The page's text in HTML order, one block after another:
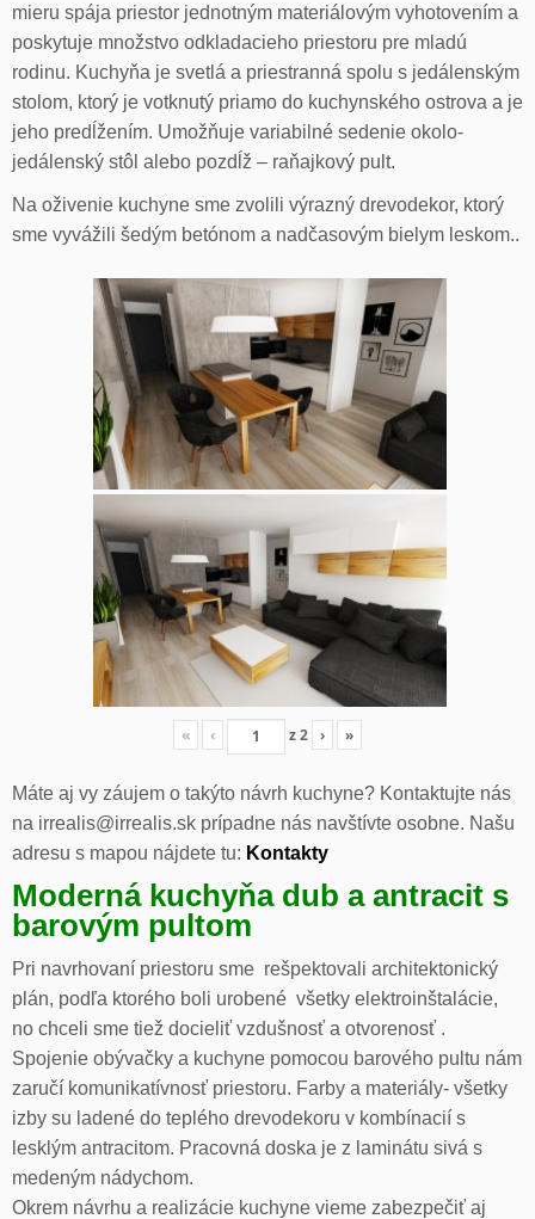
mieru spája priestor jednotným materiálovým vyhotovením a
poskytuje množstvo odkladacieho priestoru pre mladú
rodinu. Kuchyňa je svetlá a priestranná spolu s jedálenským
stolom, ktorý je votknutý priamo do kuchynského ostrova a je
jeho predĺžením. Umožňuje variabilné sedenie okolo-
jedálenský stôl alebo pozdĺž – raňajkový pult.
Na oživenie kuchyne sme zvolili výrazný drevodekor, ktorý
sme vyvážili šedým betónom a nadčasovým bielym leskom..
« ‹ z2 › »
Máte aj vy záujem o takýto návrh kuchyne? Kontaktujte nás
na irrealis@irrealis.sk prípadne nás navštívte osobne. Našu
adresu s mapou nájdete tu: Kontakty
Moderná kuchyňa dub a antracit s
barovým pultom
Pri navrhovaní priestoru sme rešpektovali architektonický
plán, podľa ktorého boli urobené všetky elektroinštalácie,
no chceli sme tiež docieliť vzdušnosť a otvorenosť .
Spojenie obývačky a kuchyne pomocou barového pultu nám
zaručí komunikatívnosť priestoru. Farby a materiály- všetky
izby su ladené do teplého drevodekoru v kombínacií s
lesklým antracitom. Pracovná doska je z laminátu sivá s
medeným nádychom.
Okrem návrhu a realizácie kuchyne vieme zabezpečiť aj